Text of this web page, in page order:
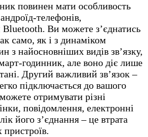
повинен мати особливость
телефонів,
Ви можете з’єднатись
само, як і з динаміком
з найосновніших видів зв’язку,
годинник, але воно діє лише
Другий важливий зв’язок –
підключається до вашого
отримувати різні
повідомлення, електронні
його з’єднання – це втрата
пристроїв.